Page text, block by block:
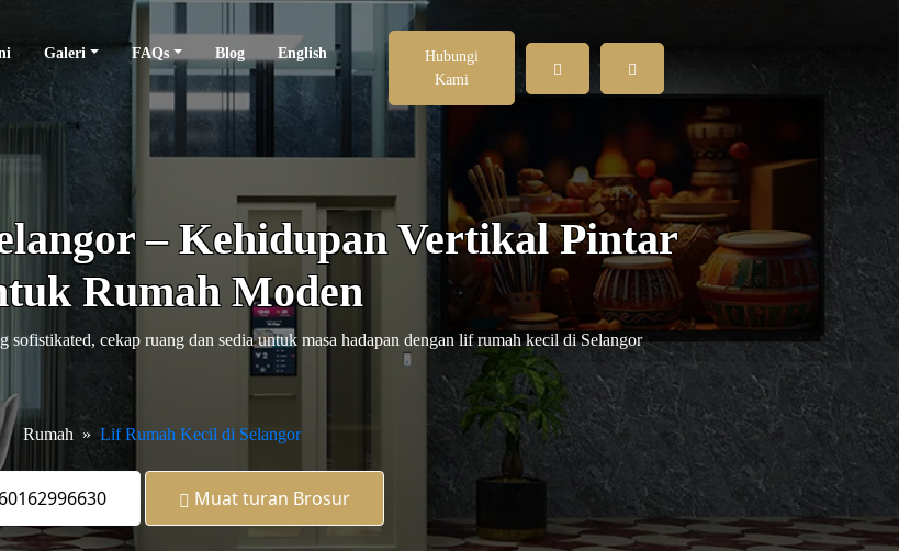
Galeri FAQs Blog English
Hubungi
Kami
– Kehidupan Vertikal Pintar
Rumah Moden
sofistikated, cekap ruang dan sedia untuk masa hadapan dengan lif rumah kecil di Selangor
Rumah Lif Rumah Kecil di Selangor
Muat turan Brosur